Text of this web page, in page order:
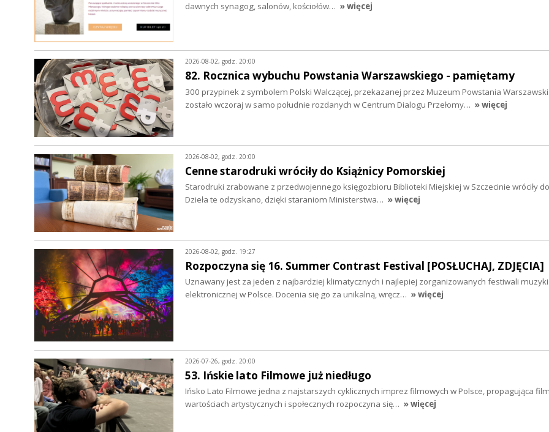
dawnych synagog, salonów, kościołów… » więcej
2026-08-02, godz. 20:00
82. Rocznica wybuchu Powstania Warszawskiego - pamiętamy
300 przypinek z symbolem Polski Walczącej, przekazanej przez Muzeum Powstania
zostało wczoraj w samo południe rozdanych w Centrum Dialogu Przełomy… » więcej
2026-08-02, godz. 20:00
Cenne starodruki wróciły do Książnicy Pomorskiej
Starodruki zrabowane z przedwojennego księgozbioru Biblioteki Miejskiej w Szczecinie wróciły
Dzieła te odzyskano, dzięki staraniom Ministerstwa… » więcej
2026-08-02, godz. 19:27
Rozpoczyna się 16. Summer Contrast Festival [POSŁUCHAJ, ZDJĘCIA]
Uznawany jest za jeden z najbardziej klimatycznych i najlepiej zorganizowanych festiwali muzyki
elektronicznej w Polsce. Docenia się go za unikalną, wręcz… » więcej
2026-07-26, godz. 20:00
53. Ińskie lato Filmowe już niedługo
Ińsko Lato Filmowe jedna z najstarszych cyklicznych imprez filmowych w Polsce, propagująca
wartościach artystycznych i społecznych rozpoczyna się… » więcej